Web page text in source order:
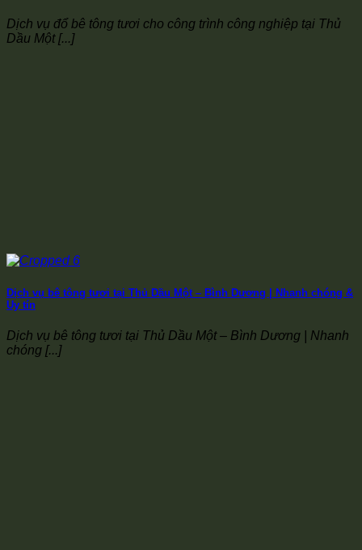
Dịch vụ đổ bê tông tươi cho công trình công nghiệp tại Thủ
Dầu Một [...]
Dịch vụ bê tông tươi tại Thủ Dầu Một – Bình Dương | Nhanh chóng &
Uy tín
Dịch vụ bê tông tươi tại Thủ Dầu Một – Bình Dương | Nhanh
chóng [...]